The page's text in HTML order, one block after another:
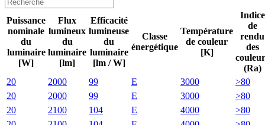
Puissance
nominale
du
luminaire
[W]
Flux
lumineux
du
luminaire
[lm]
Efficacité
lumineuse
du
luminaire
[lm / W]
Classe
énergétique
Température
de couleur
[K]
Indice
de
rendu
des
(Ra)
20
2000 99 E 3000
>80
20
2000 99 E 3000
>80
20
2100 104 E 4000
>80